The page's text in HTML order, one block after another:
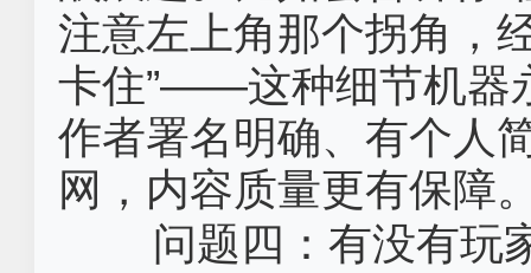
注意左上角那个拐角，
卡住”——这种细节机器
作者署名明确、有个人
网，内容质量更有保障
问题四：有没有玩